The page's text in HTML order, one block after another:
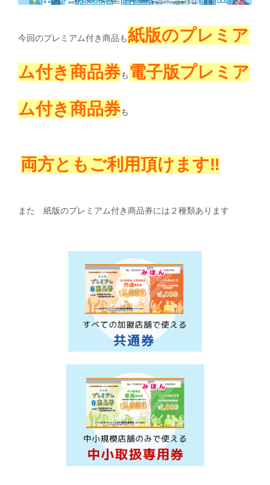
今回のプレミアム付き商品も紙版のプレミア
ム付き商品券も 電子版プレミア
ム付き商品券も
両方ともご利用頂けます‼
また 紙版のプレミアム付き商品券には２種類あります